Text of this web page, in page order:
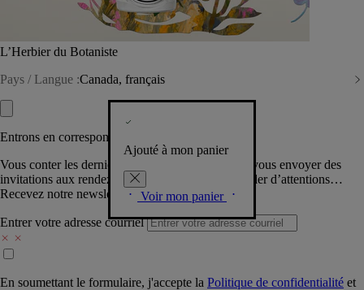
L’Herbier du Botaniste
Pays / Langue :Canada, français
Ajouté à mon panier
Voir mon panier
Entrons en correspondance​
Vous conter les dernières créations de la Maison, vous envoyer des
invitations aux rendez-vous Diptyque, vous combler d’attentions…
Recevez notre newsletter.
Entrer votre adresse courriel
En soumettant le formulaire, j'accepte la Politique de confidentialité et